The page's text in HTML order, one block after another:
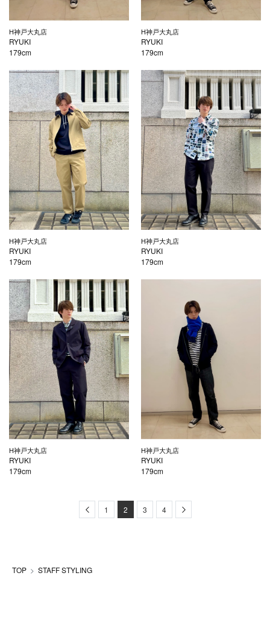
H神戸大丸店
RYUKI
179cm
H神戸大丸店
RYUKI
179cm
H神戸大丸店
RYUKI
179cm
H神戸大丸店
RYUKI
179cm
H神戸大丸店
RYUKI
179cm
H神戸大丸店
RYUKI
179cm
Previous
1 2 3 4 Next
TOP STAFF STYLING